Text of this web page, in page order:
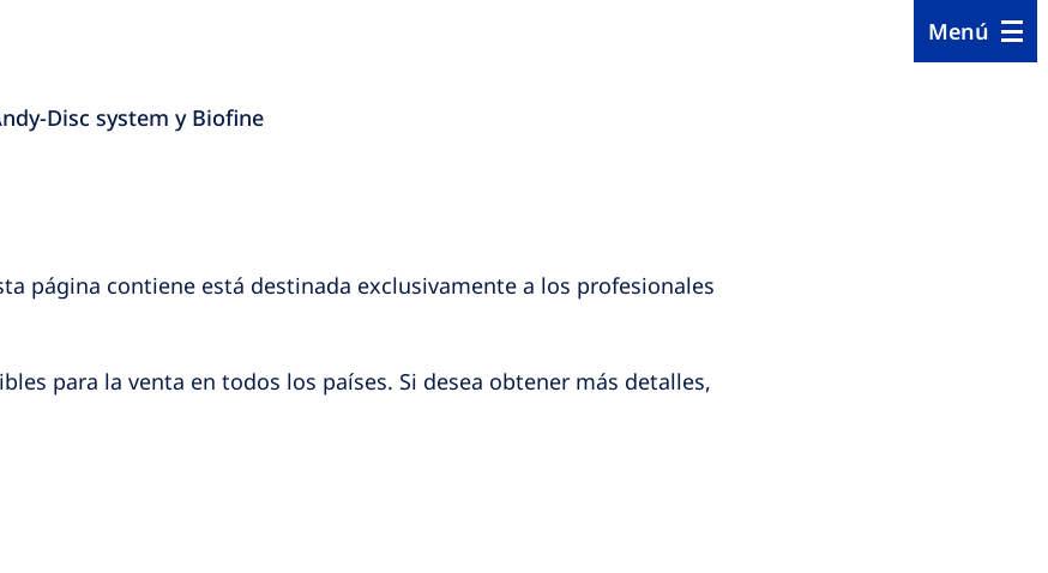
Menú
Disc system y Biofine
página contiene está destinada exclusivamente a los profesionales
para la venta en todos los países. Si desea obtener más detalles,